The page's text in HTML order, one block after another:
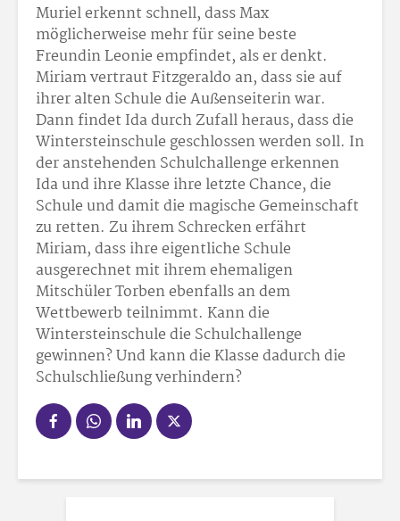
Muriel erkennt schnell, dass Max
möglicherweise mehr für seine beste
Freundin Leonie empfindet, als er denkt.
Miriam vertraut Fitzgeraldo an, dass sie auf
ihrer alten Schule die Außenseiterin war.
Dann findet Ida durch Zufall heraus, dass die
Wintersteinschule geschlossen werden soll. In
der anstehenden Schulchallenge erkennen
Ida und ihre Klasse ihre letzte Chance, die
Schule und damit die magische Gemeinschaft
zu retten. Zu ihrem Schrecken erfährt
Miriam, dass ihre eigentliche Schule
ausgerechnet mit ihrem ehemaligen
Mitschüler Torben ebenfalls an dem
Wettbewerb teilnimmt. Kann die
Wintersteinschule die Schulchallenge
gewinnen? Und kann die Klasse dadurch die
Schulschließung verhindern?